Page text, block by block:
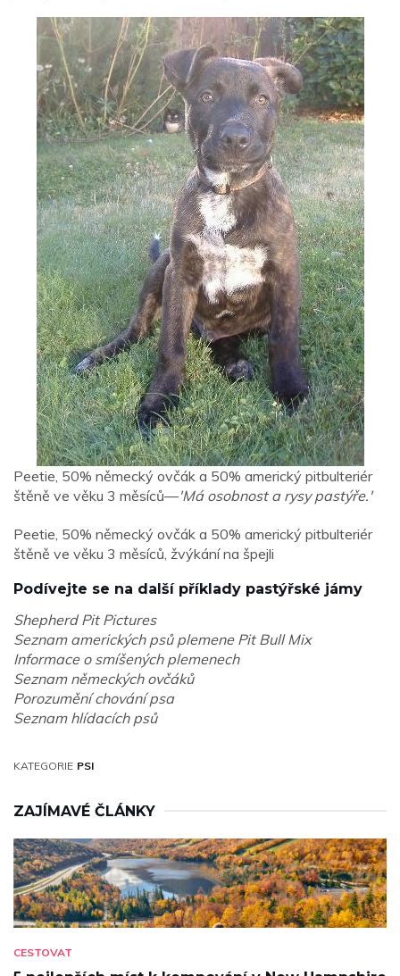
Peetie, 50% německý ovčák a 50% americký pitbulteriér
štěně ve věku 3 měsíců—'Má osobnost a rysy pastýře.'
Peetie, 50% německý ovčák a 50% americký pitbulteriér
štěně ve věku 3 měsíců, žvýkání na špejli
Podívejte se na další příklady pastýřské jámy
Shepherd Pit Pictures
Seznam amerických psů plemene Pit Bull Mix
Informace o smíšených plemenech
Seznam německých ovčáků
Porozumění chování psa
Seznam hlídacích psů
KATEGORIE PSI
ZAJÍMAVÉ ČLÁNKY
CESTOVAT